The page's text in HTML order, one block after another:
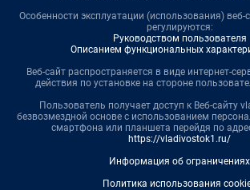
Особенности эксплуатации (использования) веб-
регулируются:
Руководством пользователя
Описанием функциональных
Веб-сайт распространяется в виде интернет-
действия по установке на стороне
Пользователь получает доступ к Веб-сайту
безвозмездной основе с использованием
смартфона или планшета перейдя по
https://vladivostok1.ru/
Информация об ограничениях
Политика использования